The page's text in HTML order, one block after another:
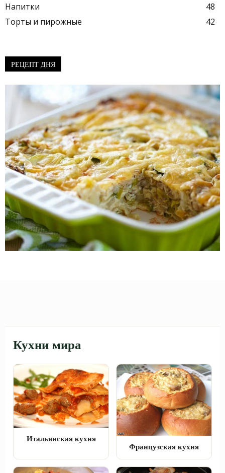
Напитки
48
Торты и пирожные
42
РЕЦЕПТ ДНЯ
Кухни мира
Итальянская кухня
Французская кухня